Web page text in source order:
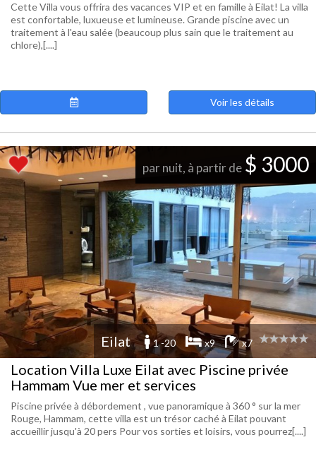
Cette Villa vous offrira des vacances VIP et en famille à Eilat! La villa
est confortable, luxueuse et lumineuse. Grande piscine avec un
traitement à l'eau salée (beaucoup plus sain que le traitement au
chlore),[....]
Voir les détails
par nuit, à partir de $ 3000
Eilat 1 -20 x9 x7
Location Villa Luxe Eilat avec Piscine privée
Hammam Vue mer et services
Piscine privée à débordement , vue panoramique à 360 ° sur la mer
Rouge, Hammam, cette villa est un trésor caché à Eilat pouvant
accueillir jusqu'à 20 pers Pour vos sorties et loisirs, vous pourrez[....]